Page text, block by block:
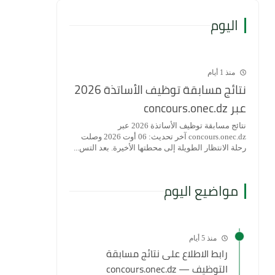
اليوم
منذ 1 أيام
نتائج مسابقة توظيف الأساتذة 2026
عبر concours.onec.dz
نتائج مسابقة توظيف الأساتذة 2026 عبر
concours.onec.dz آخر تحديث: 06 أوت 2026 وصلت
رحلة الانتظار الطويلة إلى محطتها الأخيرة. بعد التس...
مواضيع اليوم
منذ 5 أيام
رابط الاطلاع على نتائج مسابقة
التوظيف — concours.onec.dz